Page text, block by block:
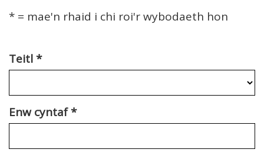
* = mae'n rhaid i chi roi'r wybodaeth hon
Teitl*
Enw cyntaf*